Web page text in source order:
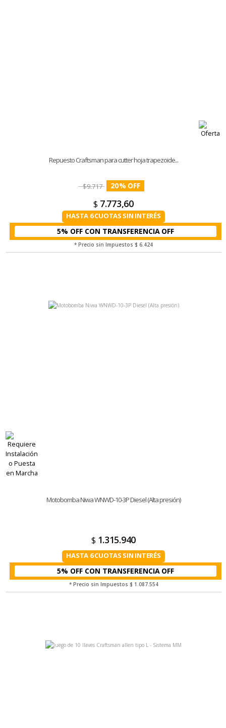
Repuesto Craftsman para cutter hoja trapezoide...
$9.717 20%
$ 7.773,60
HASTA 6 CUOTAS SIN INTERÉS
5% OFF CON TRANSFERENCIA
* Precio sin Impuestos $ 6.424
Motobomba Niwa WNWD-10-3P Diesel (Alta presión)
$ 1.315.940
HASTA 6 CUOTAS SIN INTERÉS
5% OFF CON TRANSFERENCIA
* Precio sin Impuestos $ 1.087.554